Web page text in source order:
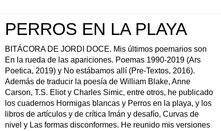
PERROS EN LA PLAYA
BITÁCORA DE JORDI DOCE. Mis últimos poemarios son
En la rueda de las apariciones. Poemas 1990-2019 (Ars
Poetica, 2019) y No estábamos allí (Pre-Textos, 2016).
Además de traducir la poesía de William Blake, Anne
Carson, T.S. Eliot y Charles Simic, entre otros, he publicado
los cuadernos Hormigas blancas y Perros en la playa, y los
libros de artículos y de crítica Imán y desafío, Curvas de
nivel y Las formas disconformes. He reunido mis versiones